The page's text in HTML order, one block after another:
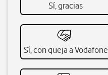
Sí, gracias
Sí, con queja a Vodafone